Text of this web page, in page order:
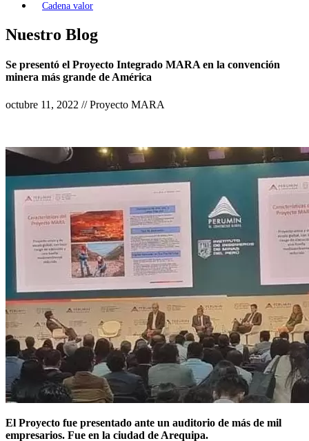
Cadena valor
Nuestro Blog
Se presentó el Proyecto Integrado MARA en la convención
minera más grande de América
octubre 11, 2022 // Proyecto MARA
El Proyecto fue presentado ante un auditorio de más de mil
empresarios. Fue en la ciudad de Arequipa.